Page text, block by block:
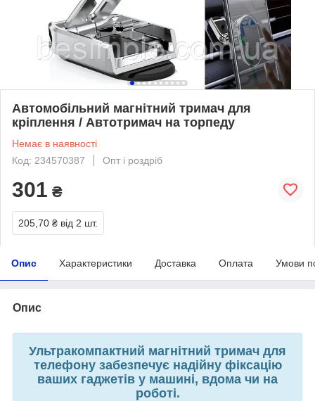
Автомобільний магнітний тримач для
кріплення / Автотримач на торпеду
Немає в наявності
Код: 234570387
Опт і роздріб
301 ₴
205,70 ₴ від 2 шт.
Опис Характеристики Доставка Оплата Умови
Опис
Ультракомпактний магнітний тримач для
телефону забезпечує надійну фіксацію
ваших гаджетів у машині, вдома чи на
роботі.